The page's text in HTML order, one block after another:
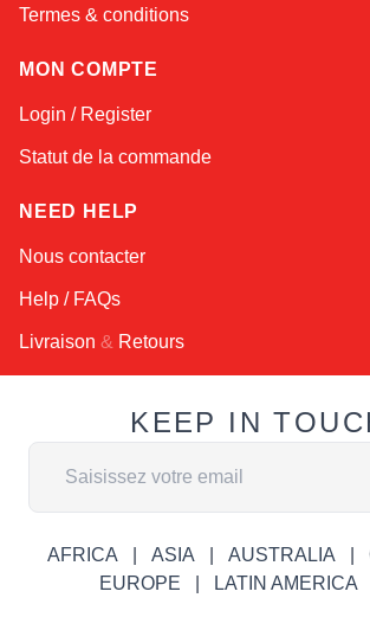
Termes & conditions
MON COMPTE
Login / Register
Statut de la commande
NEED HELP
Nous contacter
Help / FAQs
Livraison & Retours
KEEP IN
Adresse email
AFRICA ASIA AUSTRALIA
EUROPE
LATIN AMERICA